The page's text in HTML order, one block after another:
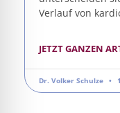
Verlauf von
JETZT GANZEN
Dr. Volker Schulze